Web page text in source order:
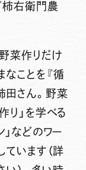
柿右衛門農
菜作りだけ
なことを『循
田さん。野菜
り」を学べる
」などのワー
ています（詳